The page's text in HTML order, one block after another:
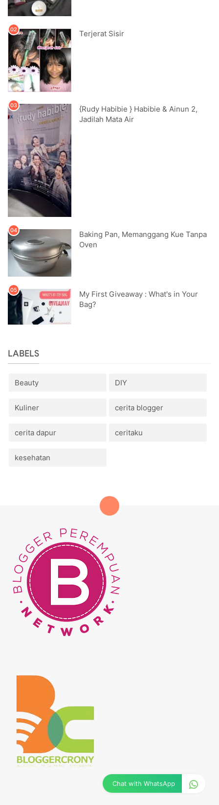
Terjerat Sisir
{Rudy Habibie } Habibie & Ainun 2,
Jadilah Mata Air
Baking Pan, Memanggang Kue Tanpa
Oven
My First Giveaway : What's in Your
Bag?
LABELS
Beauty DIY
Kuliner cerita blogger
cerita dapur ceritaku
kesehatan
Chat with WhatsApp